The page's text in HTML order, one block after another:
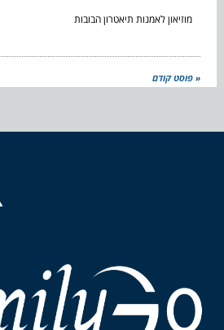
מוזיאון לאמנות תיאטרון הבובות
« פוסט קודם